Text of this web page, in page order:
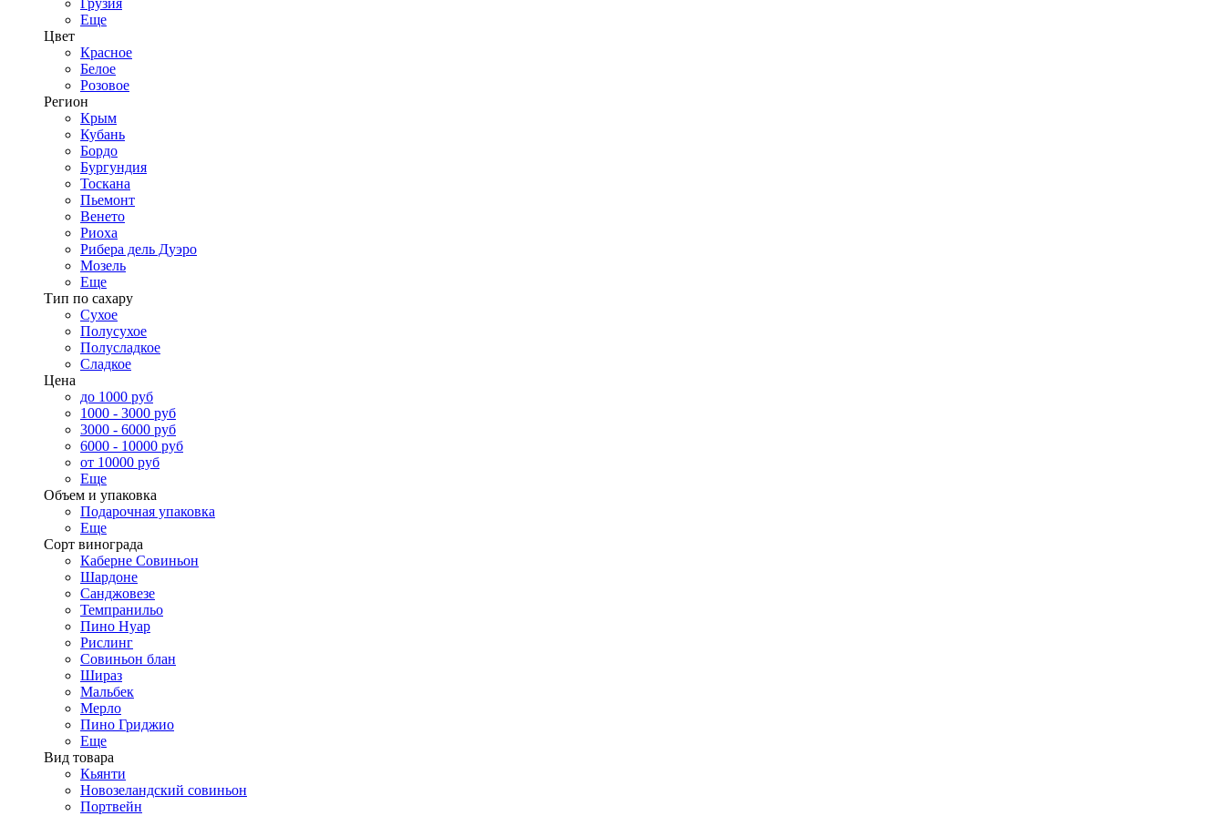
Грузия
Еще
Цвет
Красное
Белое
Розовое
Регион
Крым
Кубань
Бордо
Бургундия
Тоскана
Пьемонт
Венето
Риоха
Рибера дель Дуэро
Мозель
Еще
Тип по сахару
Сухое
Полусухое
Полусладкое
Сладкое
Цена
до 1000 руб
1000 - 3000 руб
3000 - 6000 руб
6000 - 10000 руб
от 10000 руб
Еще
Объем и упаковка
Подарочная упаковка
Еще
Сорт винограда
Каберне Совиньон
Шардоне
Санджовезе
Темпранильо
Пино Нуар
Рислинг
Совиньон блан
Шираз
Мальбек
Мерло
Пино Гриджио
Еще
Вид товара
Кьянти
Новозеландский совиньон
Портвейн